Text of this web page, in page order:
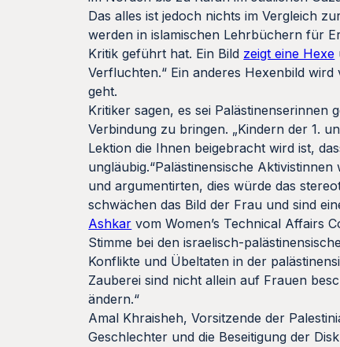
Das alles ist jedoch nichts im Vergleich
werden in islamischen Lehrbüchern für
Kritik geführt hat. Ein Bild zeigt eine Hexe
Verfluchten.“ Ein anderes Hexenbild
geht.
Kritiker sagen, es sei Palästinenserinnen
Verbindung zu bringen. „Kindern der 1.
Lektion die Ihnen beigebracht wird ist,
ungläubig.“Palästinensische
und argumentirten, dies würde das
schwächen das Bild der Frau und sind
Ashkar vom Women’s Technical Affairs
Stimme bei den israelisch-
Konflikte und Übeltaten in der
Zauberei sind nicht allein auf Frauen
ändern.“
Amal Khraisheh, Vorsitzende der
Geschlechter und die Beseitigung der